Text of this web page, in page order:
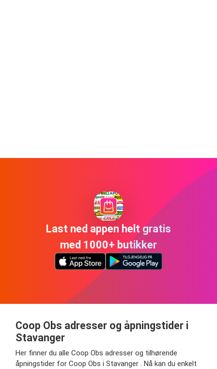
Last ned appen helt gratis
med 1000+ butikker
Coop Obs adresser og åpningstider i
Stavanger
Her finner du alle Coop Obs adresser og tilhørende
åpningstider for Coop Obs i Stavanger . Nå kan du enkelt